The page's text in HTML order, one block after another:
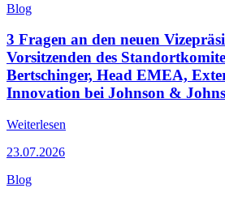
Blog
3 Fragen an den neuen
Vorsitzenden des
Bertschinger, Head EMEA,
Innovation bei Johnson &
Weiterlesen
23.07.2026
Blog